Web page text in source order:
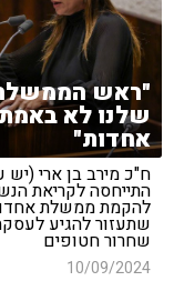
"ראש
שלנו לא
אחדות"
ח"כ מירב בן ארי (יש
התייחסה לקריאת
להקמת ממשלת
שתעזור להגיע
שחרור חטופים
10/09/2024